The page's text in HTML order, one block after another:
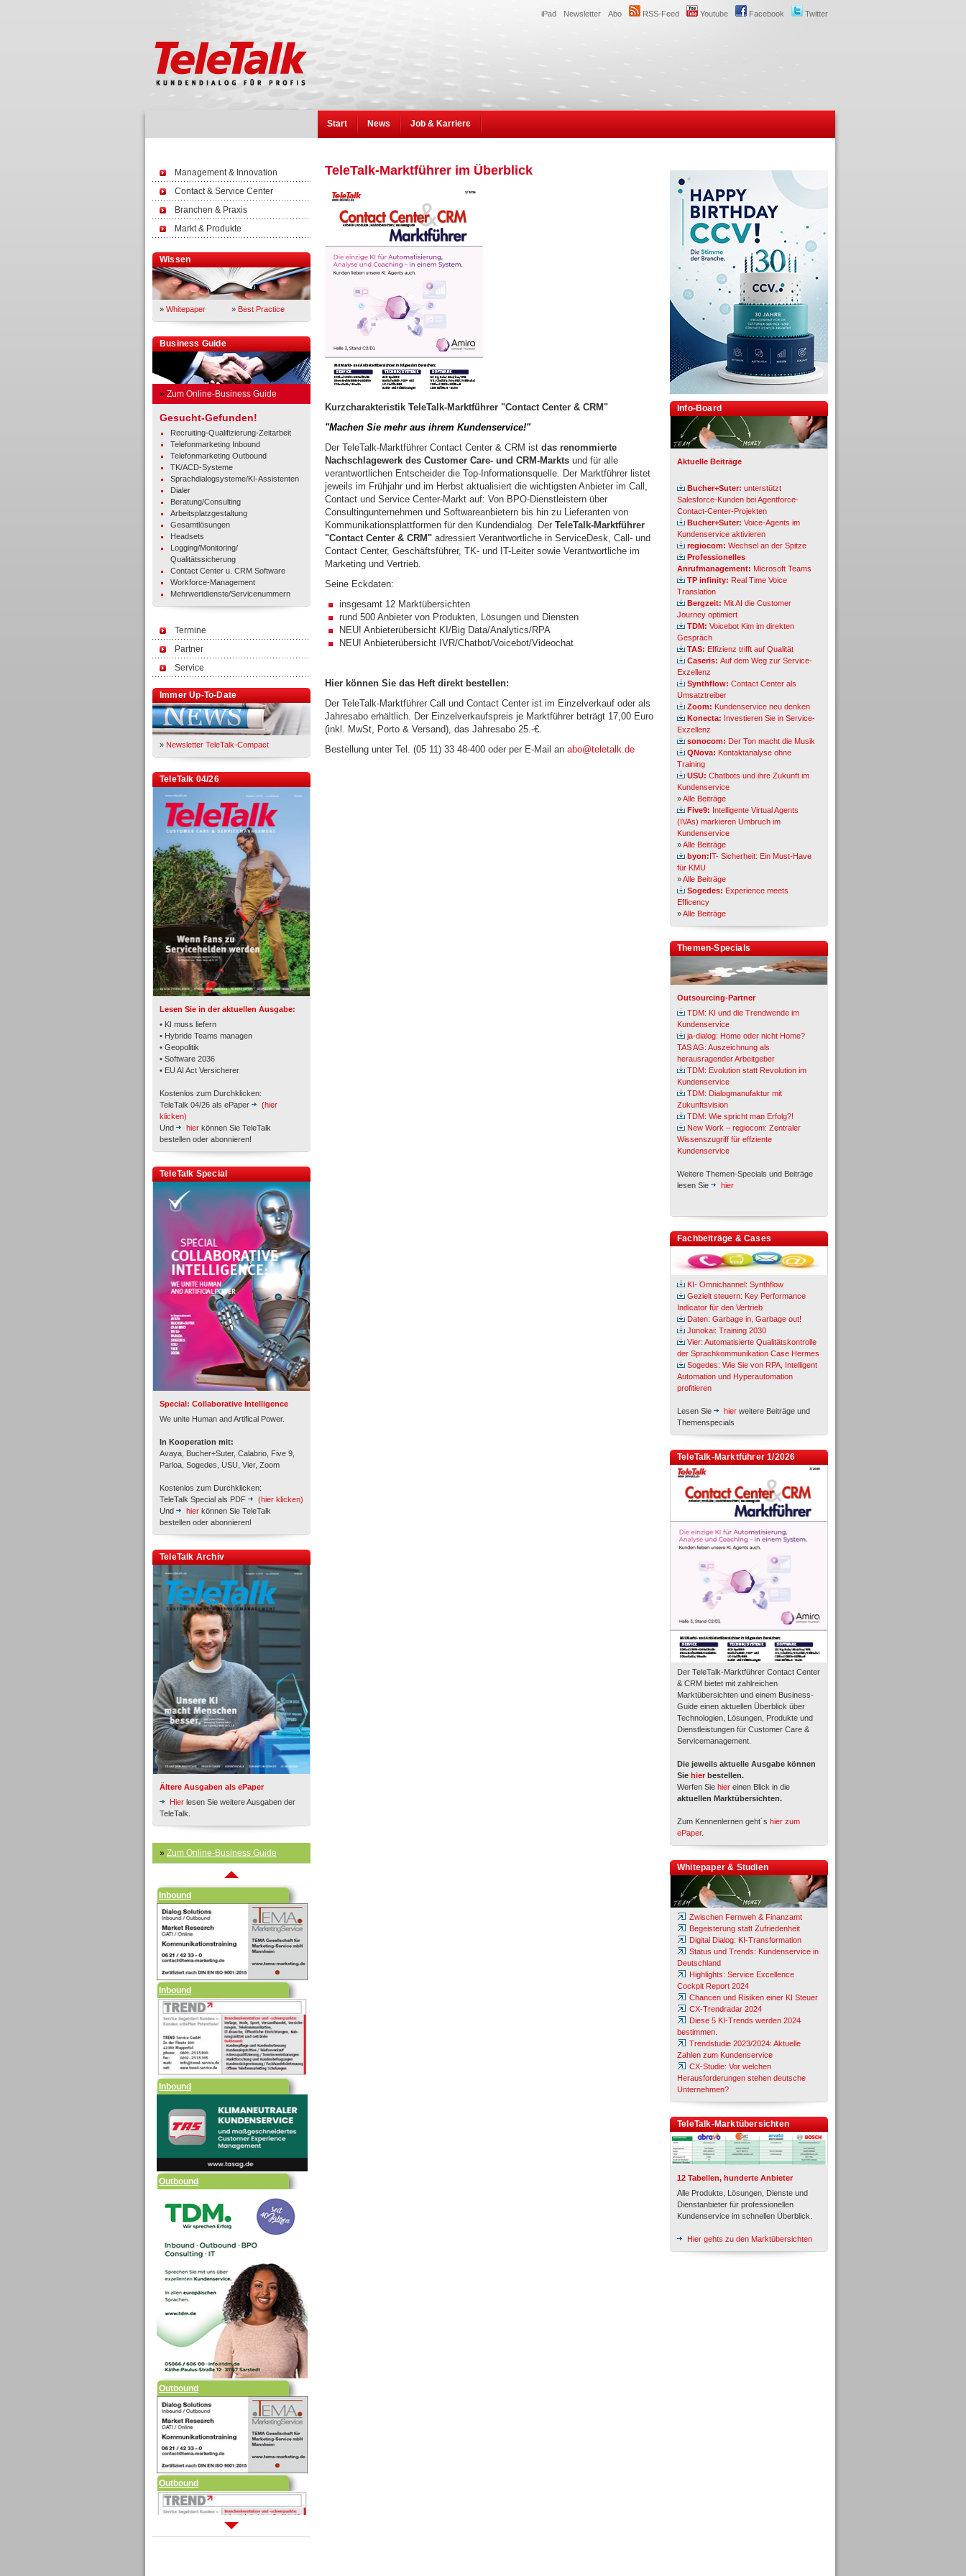
Twitter
Facebook
Youtube
RSS-Feed
Abo
Newsletter
iPad
Start News Job & Karriere
Management & Innovation
Contact & Service Center
Branchen & Praxis
Markt & Produkte
Wissen
» Whitepaper » Best Practice
Business Guide
» Zum Online-Business Guide
Gesucht-Gefunden!
Recruiting-Qualifizierung-Zeitarbeit
Telefonmarketing Inbound
Telefonmarketing Outbound
TK/ACD-Systeme
Sprachdialogsysteme/KI-Assistenten
Dialer
Beratung/Consulting
Arbeitsplatzgestaltung
Gesamtlösungen
Headsets
Logging/Monitoring/
Qualitätssicherung
Contact Center u. CRM Software
Workforce-Management
Mehrwertdienste/Servicenummern
Termine
Partner
Service
Immer Up-To-Date
» Newsletter TeleTalk-Compact
TeleTalk 04/26
Lesen Sie in der aktuellen Ausgabe:
• KI muss liefern
• Hybride Teams managen
• Geopolitik
• Software 2036
• EU AI Act Versicherer
Kostenlos zum Durchklicken:
TeleTalk 04/26 als ePaper
(hier
klicken)
Und
hier können Sie TeleTalk
bestellen oder abonnieren!
TeleTalk Special
Special: Collaborative Intelligence
We unite Human and Artifical Power.
In Kooperation mit:
Avaya, Bucher+Suter, Calabrio, Five 9,
Parloa, Sogedes, USU, Vier, Zoom
Kostenlos zum Durchklicken:
TeleTalk Special als PDF
(hier klicken)
Und
hier können Sie TeleTalk
bestellen oder abonnieren!
TeleTalk Archiv
Ältere Ausgaben als ePaper
Hier lesen Sie weitere Ausgaben der
TeleTalk.
» Zum Online-Business Guide
TK- und ACD-Systeme
Workforce-Management
Personal
Inbound
Inbound
Inbound
Inbound
Inbound
Inbound
Outbound
TeleTalk-Marktführer im Überblick
Kurzcharakteristik TeleTalk-Marktführer "Contact Center & CRM"
"Machen Sie mehr aus ihrem Kundenservice!"
Der TeleTalk-Marktführer Contact Center & CRM ist das renommierte
Nachschlagewerk des Customer Care- und CRM-Markts und für alle
verantwortlichen Entscheider die Top-Informationsquelle. Der Marktführer listet
jeweils im Frühjahr und im Herbst aktualisiert die wichtigsten Anbieter im Call,
Contact und Service Center-Markt auf: Von BPO-Dienstleistern über
Consultingunternehmen und Softwareanbietern bis hin zu Lieferanten von
Kommunikationsplattformen für den Kundendialog. Der TeleTalk-Marktführer
"Contact Center & CRM" adressiert Verantwortliche in ServiceDesk, Call- und
Contact Center, Geschäftsführer, TK- und IT-Leiter sowie Verantwortliche im
Marketing und Vertrieb.
Seine Eckdaten:
insgesamt 12 Marktübersichten
rund 500 Anbieter von Produkten, Lösungen und Diensten
NEU! Anbieterübersicht KI/Big Data/Analytics/RPA
NEU! Anbieterübersicht IVR/Chatbot/Voicebot/Videochat
Hier können Sie das Heft direkt bestellen:
Der TeleTalk-Marktführer Call und Contact Center ist im Einzelverkauf oder als
Jahresabo erhältlich. Der Einzelverkaufspreis je Marktführer beträgt 17,00 Euro
(inkl. MwSt, Porto & Versand), das Jahresabo 25.-€.
Bestellung unter Tel. (05 11) 33 48-400 oder per E-Mail an abo@teletalk.de
Info-Board
Aktuelle Beiträge
Bucher+Suter: unterstützt
Salesforce-Kunden bei Agentforce-
Contact-Center-Projekten
Bucher+Suter: Voice-Agents im
Kundenservice aktivieren
regiocom: Wechsel an der Spitze
Professionelles
Anrufmanagement: Microsoft Teams
TP infinity: Real Time Voice
Translation
Bergzeit: Mit AI die Customer
Journey optimiert
TDM: Voicebot Kim im direkten
Gespräch
TAS: Effizienz trifft auf Qualität
Caseris: Auf dem Weg zur Service-
Exzellenz
Synthflow: Contact Center als
Umsatztreiber
Zoom: Kundenservice neu denken
Konecta: Investieren Sie in Service-
Exzellenz
sonocom: Der Ton macht die Musik
QNova: Kontaktanalyse ohne
Training
USU: Chatbots und ihre Zukunft im
Kundenservice
»Alle Beiträge
Five9: Intelligente Virtual Agents
(IVAs) markieren Umbruch im
Kundenservice
»Alle Beiträge
byon:IT- Sicherheit: Ein Must-Have
für KMU
»Alle Beiträge
Sogedes: Experience meets
Efficency
»Alle Beiträge
Themen-Specials
Outsourcing-Partner
TDM: KI und die Trendwende im
Kundenservice
ja-dialog: Home oder nicht Home?
TAS AG: Auszeichnung als
herausragender Arbeitgeber
TDM: Evolution statt Revolution im
Kundenservice
TDM: Dialogmanufaktur mit
Zukunftsvision
TDM: Wie spricht man Erfolg?!
New Work – regiocom: Zentraler
Wissenszugriff für effziente
Kundenservice
Weitere Themen-Specials und Beiträge
lesen Sie
hier
Fachbeiträge & Cases
KI- Omnichannel: Synthflow
Gezielt steuern: Key Performance
Indicator für den Vertrieb
Daten: Garbage in, Garbage out!
Junokai: Training 2030
Vier: Automatisierte Qualitätskontrolle
der Sprachkommunikation Case Hermes
Sogedes: Wie Sie von RPA, Intelligent
Automation und Hyperautomation
profitieren
Lesen Sie hier weitere Beiträge und
Themenspecials
TeleTalk-Marktführer 1/2026
Der TeleTalk-Marktführer Contact Center
& CRM bietet mit zahlreichen
Marktübersichten und einem Business-
Guide einen aktuellen Überblick über
Technologien, Lösungen, Produkte und
Dienstleistungen für Customer Care &
Servicemanagement.
Die jeweils aktuelle Ausgabe können
Sie hier bestellen.
Werfen Sie hier einen Blick in die
aktuellen Marktübersichten.
Zum Kennenlernen geht´s hier zum
ePaper.
Whitepaper & Studien
Zwischen Fernweh & Finanzamt
Begeisterung statt Zufriedenheit
Digital Dialog: KI-Transformation
Status und Trends: Kundenservice in
Deutschland
Highlights: Service Excellence
Cockpit Report 2024
Chancen und Risiken einer KI Steuer
CX-Trendradar 2024
Diese 5 KI-Trends werden 2024
bestimmen.
Trendstudie 2023/2024: Aktuelle
Zahlen zum Kundenservice
CX-Studie: Vor welchen
Herausforderungen stehen deutsche
Unternehmen?
TeleTalk-Marktübersichten
12 Tabellen, hunderte Anbieter
Alle Produkte, Lösungen, Dienste und
Dienstanbieter für professionellen
Kundenservice im schnellen Überblick.
Hier gehts zu den Marktübersichten